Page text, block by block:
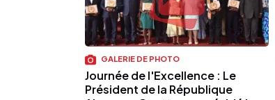
GALERIE DE PHOTO
Journée de l'Excellence : Le
Président de la République